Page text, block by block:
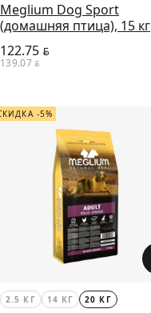
Meglium Dog Sport
(домашняя птица), 15 кг
122.75 BYN
139.07 BYN
-5%
2.5 КГ 14 КГ 20 КГ